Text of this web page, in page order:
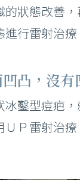
的狀態改善
行雷射治療
凸，沒有
冰鑿型痘疤
ＵＰ雷射治